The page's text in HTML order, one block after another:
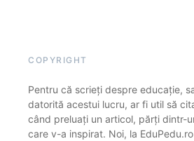
COPYRIGHT
Pentru că scrieți despre educație,
datorită acestui lucru, ar fi util să
când preluați un articol, părți dintr-
care v-a inspirat. Noi, la